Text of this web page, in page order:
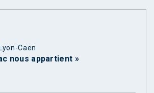
Caen
nous appartient »